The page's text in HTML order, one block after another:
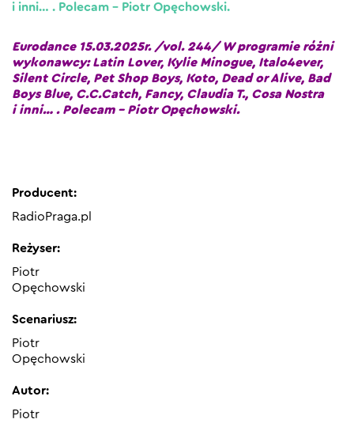
i inni… . Polecam – Piotr Opęchowski.
Eurodance 15.03.2025r. /vol. 244/ W programie różni
wykonawcy: Latin Lover, Kylie Minogue, Italo4ever,
Silent Circle, Pet Shop Boys, Koto, Dead or Alive, Bad
Boys Blue, C.C.Catch, Fancy, Claudia T., Cosa Nostra
i inni… . Polecam – Piotr Opęchowski.
Producent:
RadioPraga.pl
Reżyser:
Piotr
Opęchowski
Scenariusz:
Piotr
Opęchowski
Autor:
Piotr